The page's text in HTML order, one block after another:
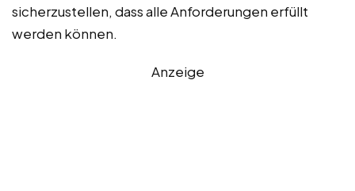
sicherzustellen, dass alle Anforderungen erfüllt
werden können.
Anzeige